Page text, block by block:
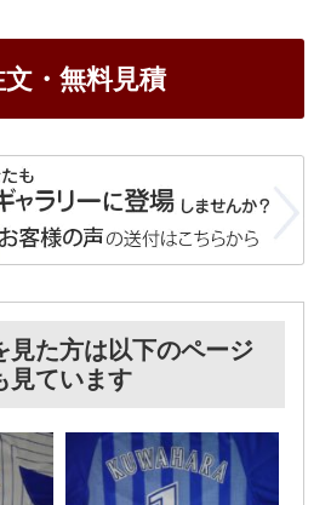
文・無料見積
見た方は以下のページ
見ています